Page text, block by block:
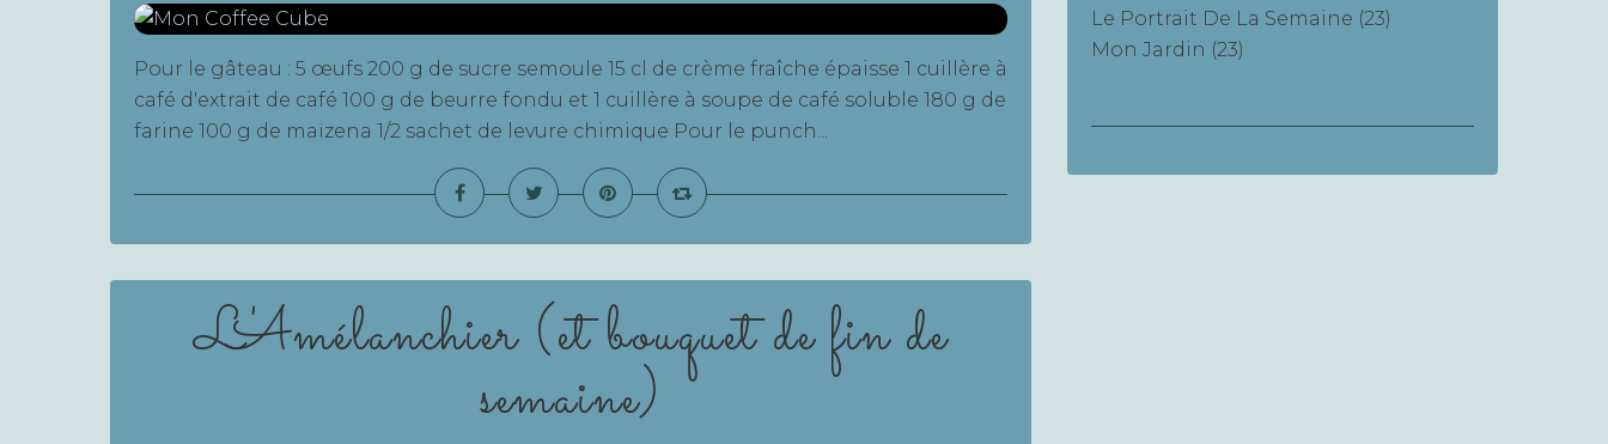
Pour le gâteau : 5 œufs 200 g de sucre semoule 15 cl de crème fraîche épaisse 1 cuillère à
café d'extrait de café 100 g de beurre fondu et 1 cuillère à soupe de café soluble 180 g de
farine 100 g de maïzena 1/2 sachet de levure chimique Pour le punch...
L'Amélanchier (et bouquet de fin de
semaine)
Le Portrait De La Semaine (23)
Mon Jardin (23)